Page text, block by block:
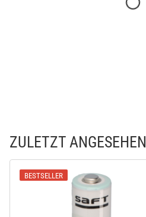
ZULETZT ANGESEHEN
BESTSELLER